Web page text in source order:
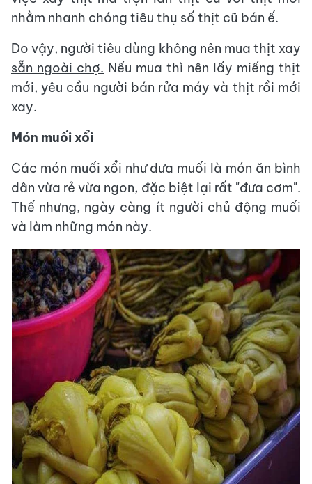
nhằm nhanh chóng tiêu thụ số thịt cũ bán ế.
Do vậy, người tiêu dùng không nên mua thịt xay
sẵn ngoài chợ. Nếu mua thì nên lấy miếng thịt
mới, yêu cầu người bán rửa máy và thịt rồi mới
xay.
Món muối xổi
Các món muối xổi như dưa muối là món ăn bình
dân vừa rẻ vừa ngon, đặc biệt lại rất "đưa cơm".
Thế nhưng, ngày càng ít người chủ động muối
và làm những món này.